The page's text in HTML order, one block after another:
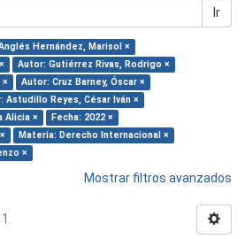
Ir
Hernández, Marisol ×
Autor: Gutiérrez Rivas, Rodrigo ×
Autor: Cruz Barney, Óscar ×
Astudillo Reyes, César Iván ×
Alicia ×
Fecha: 2022 ×
Materia: Derecho Internacional ×
×
Mostrar filtros avanzados